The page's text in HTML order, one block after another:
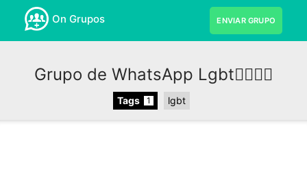
On Grupos ENVIAR GRUPO
Grupo de WhatsApp Lgbt🏳️‍🌈🏳‍⚧
Tags 1 lgbt